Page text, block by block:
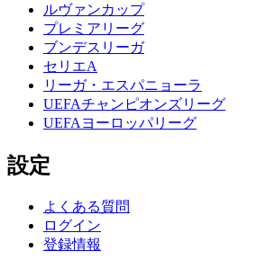
ルヴァンカップ
プレミアリーグ
ブンデスリーガ
セリエA
リーガ・エスパニョーラ
UEFAチャンピオンズリーグ
UEFAヨーロッパリーグ
設定
よくある質問
ログイン
登録情報